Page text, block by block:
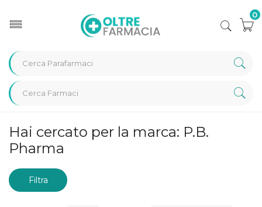
0
Home Marche parafarmaci P.B. Pharma
Hai cercato per la marca: P.B.
Pharma
Filtra